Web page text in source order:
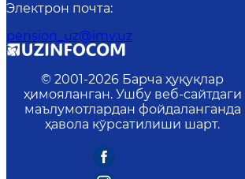
Электрон почта:
pension_uz@imv.uz
© 2001-2026 Барча ҳуқуқлар
ҳимояланган. Ушбу веб-сайтдаги
маълумотлардан фойдаланганда
ҳавола кўрсатилиши шарт.